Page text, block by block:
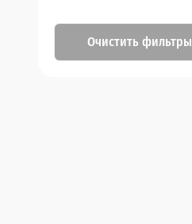
Очистить фильтры